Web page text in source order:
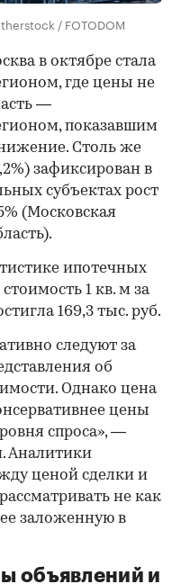
/ FOTODOM
в октябре стала
где цены не
—
показавшим
Столь же
зафиксирован в
субъектах рост
(Московская
ипотечных
1 кв. м за
169,3 тыс. руб.
следуют за
об
Однако цена
цены
спроса», —
Аналитики
ценой сделки и
не как
заложенную в
объявлений и